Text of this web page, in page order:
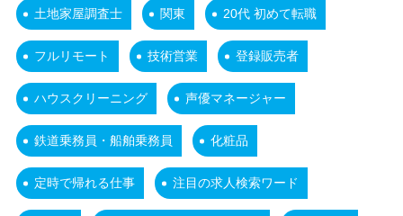
土地家屋調査士 関東 20代 初めて転職
フルリモート 技術営業 登録販売者
ハウスクリーニング 声優マネージャー
鉄道乗務員・船舶乗務員 化粧品
定時で帰れる仕事 注目の求人検索ワード